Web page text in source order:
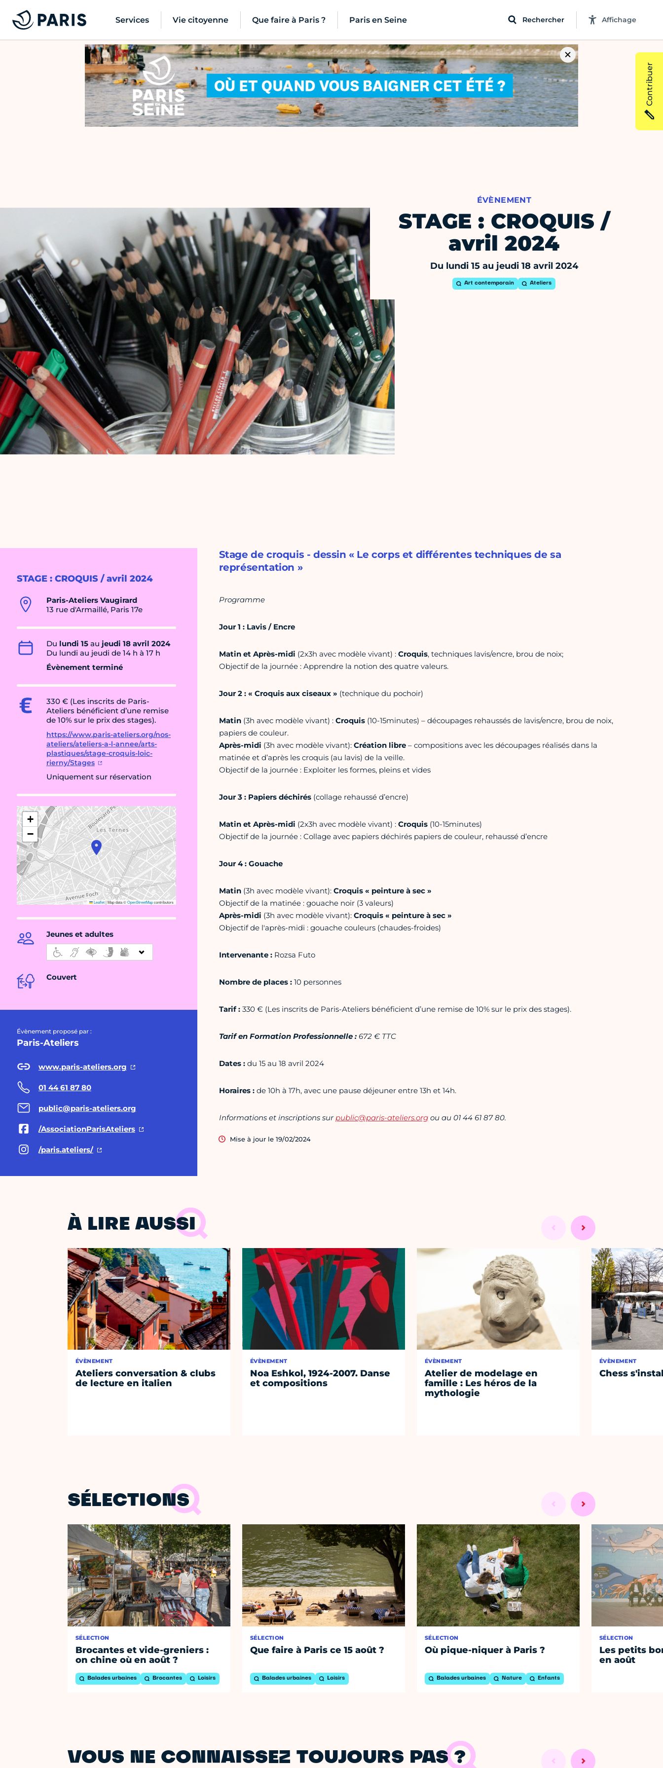
Services Vie citoyenne Que faire à Paris ? Paris en Seine Rechercher Affichage
ÉVÈNEMENT
STAGE : CROQUIS /
avril 2024
Du lundi 15 au jeudi 18 avril 2024
Art contemporain Ateliers
STAGE : CROQUIS / avril 2024
Paris-Ateliers Vaugirard
13 rue d'Armaillé, Paris 17e
Du lundi 15 au jeudi 18 avril 2024
Du lundi au jeudi de 14 h à 17 h
Évènement terminé
330 € (Les inscrits de Paris-
Ateliers bénéficient d’une remise
de 10% sur le prix des stages).
https://www.paris-ateliers.org/nos-
ateliers/ateliers-a-l-annee/arts-
plastiques/stage-croquis-loic-
rierny/Stages
Uniquement sur réservation
+
−
Leaflet|Map data ©OpenStreetMapcontributors
Jeunes et adultes
Couvert
Évènement proposé par :
Paris-Ateliers
www.paris-ateliers.org
01 44 61 87 80
public@paris-ateliers.org
/AssociationParisAteliers
/paris.ateliers/
Stage de croquis - dessin « Le corps et différentes techniques de sa
représentation »
Programme
Jour 1 : Lavis / Encre
Matin et Après-midi (2x3h avec modèle vivant) : Croquis, techniques lavis/encre, brou de noix;
Objectif de la journée : Apprendre la notion des quatre valeurs.
Jour 2 : « Croquis aux ciseaux » (technique du pochoir)
Matin(3h avec modèle vivant) : Croquis (10-15minutes) – découpages rehaussés de lavis/encre, brou de noix,
papiers de couleur.
Après-midi (3h avec modèle vivant): Création libre – compositions avec les découpages réalisés dans la
matinée et d’après les croquis (au lavis) de la veille.
Objectif de la journée : Exploiter les formes, pleins et vides
Jour 3 : Papiers déchirés (collage rehaussé d’encre)
Matin et Après-midi (2x3h avec modèle vivant) : Croquis (10-15minutes)
Objectif de la journée : Collage avec papiers déchirés papiers de couleur, rehaussé d’encre
Jour 4 : Gouache
Matin (3h avec modèle vivant): Croquis « peinture à sec »
Objectif de la matinée : gouache noir (3 valeurs)
Après-midi (3h avec modèle vivant): Croquis « peinture à sec »
Objectif de l'après-midi : gouache couleurs (chaudes-froides)
Intervenante :Rozsa Futo
Nombre de places :10 personnes
Tarif :330 € (Les inscrits de Paris-Ateliers bénéficient d’une remise de 10% sur le prix des stages).
Tarif en Formation Professionnelle :672 € TTC
Dates : du 15 au 18 avril 2024
Horaires : de 10h à 17h, avec une pause déjeuner entre 13h et 14h.
Informations et inscriptions surpublic@paris-ateliers.orgou au 01 44 61 87 80.
Mise à jour le 19/02/2024
À LIRE AUSSI
ÉVÈNEMENT
Ateliers conversation & clubs
de lecture en italien
ÉVÈNEMENT
Noa Eshkol, 1924-2007. Danse
et compositions
ÉVÈNEMENT
Atelier de modelage en
famille : Les héros de la
mythologie
ÉVÈNEMENT
Chess
SÉLECTIONS
SÉLECTION
Brocantes et vide-greniers :
on chine où en août ?
Balades urbaines Brocantes Loisirs
SÉLECTION
Que faire à Paris ce 15 août ?
Balades urbaines Loisirs
SÉLECTION
Où pique-niquer à Paris ?
Balades urbaines Nature Enfants
SÉLECTION
Les petits
en août
VOUS NE CONNAISSEZ TOUJOURS PAS ?
Contribuer